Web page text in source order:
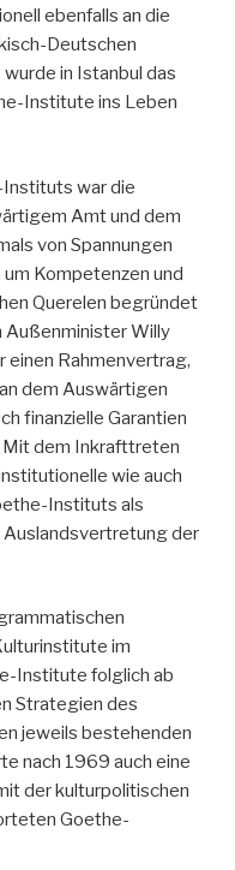
ebenfalls an die
Deutschen
in Istanbul das
Institute ins Leben
war die
Amt und dem
von Spannungen
Kompetenzen und
Querelen begründet
Außenminister Willy
einen Rahmenvertrag,
dem Auswärtigen
finanzielle Garantien
dem Inkrafttreten
wie auch
Instituts als
der
im
Institute folglich ab
Strategien des
jeweils bestehenden
nach 1969 auch eine
der kulturpolitischen
Goethe-